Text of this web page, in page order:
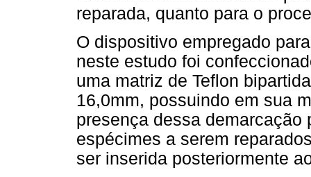
reparada, quanto para o
O dispositivo empregado
neste estudo foi
uma matriz de Teflon
16,0mm, possuindo em sua
presença dessa
espécimes a serem
ser inserida posteriormente